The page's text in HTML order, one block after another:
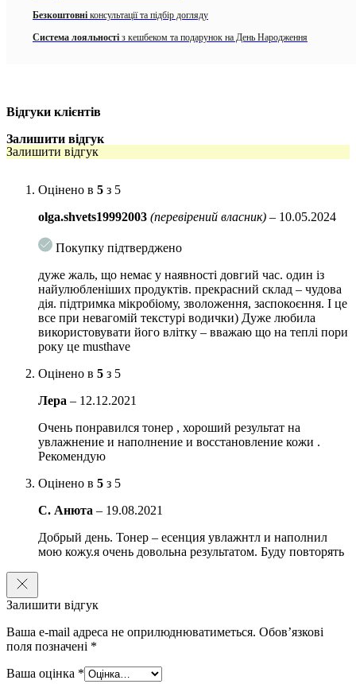
Лізат біфідобактерійвідновлює мікрофлору епідермісу,
покращує регенерацію і оновлення клітин, підвищує захисні
амінокислотами, бета-глюканом і вітамінами. Активно
зморшок. Надають заспокійливий ефект.
підвищуючи пружність шкіри. Покращує колір обличчя,
регулює вироблення меланіну, освітлює гіперпігментацію.
попереджає розвиток акне, заспокоює запалення і
сяйво.
Тонер-есенція володіє консистенцією згущеної водички, моментально
усмоктується, усуваючи стянутость і не утворюючи липку плівку.
Додаткові діючі речовини :
Токоферолзменшує глибину зморшок, стимулює синтез
колагену, запобігає старечу пігментацію, уповільнює прояв
вікової в’ялості шкіри. Сприяє утриманню вологи в шкірі,
надає гладкість, тонізує.
Гіалуронат натрію
гіалуронової кислоти. Проникає в глибокі шари епідермісу,
активно зволожує клітини, сприяє утриманню вологи в
випаруватися
Екстракт зеленого чаю– антиоксидант, має захисну і
протизапальну дію, вирівнює тон особи, відмінно бореться
мікроциркуляцію та обмінні процеси між клітинами.
Сприяють синтезу білків і колагену, оберігають шкіру від
шкідливого впливу зовнішніх факторів
Гідролізований лецитин
Безкоштовні консультації та підбір догляду
Система лояльності з кешбеком та подарунок на День Народження
Відгуки клієнтів
Залишити відгук
Залишити відгук
Оцінено в 5 з 5
olga.shvets19992003 (перевірений власник) – 10.05.2024
Покупку підтверджено
дуже жаль, що немає у наявності довгий час. один із
найулюбленіших продуктів. прекрасний склад – чудова
дія. підтримка мікробіому, зволоження, заспокоєння. І це
все при невагомій текстурі водички) Дуже любила
використовувати його влітку – вважаю що на теплі пори
року це musthave
Оцінено в 5 з 5
Лера – 12.12.2021
Очень понравился тонер , хороший результат на
увлажнение и наполнение и восстановление кожи .
Рекомендую
Оцінено в 5 з 5
С. Анюта – 19.08.2021
Добрый день. Тонер – есенция увлажнтл и наполнил
мою кожу.я очень довольна результатом. Буду повторять
Залишити відгук
Ваша e-mail адреса не оприлюднюватиметься. Обов’язкові
поля позначені *
Ваша оцінка *